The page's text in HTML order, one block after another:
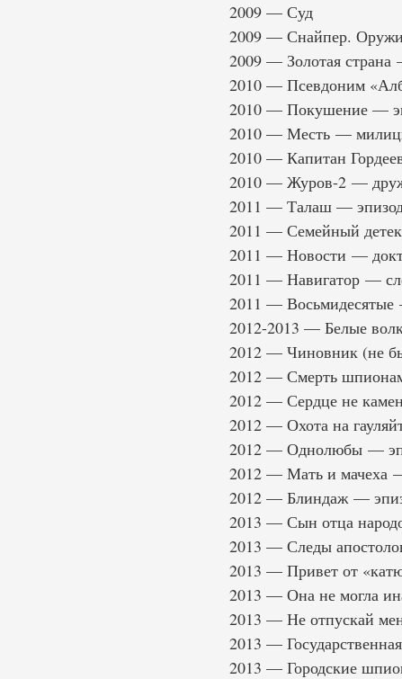
2009 — Суд
2009 — Снайпер.
2009 — Золотая страна
2010 — Псевдоним
2010 — Покушение —
2010 — Месть —
2010 — Капитан
2010 — Журов-2 —
2011 — Талаш —
2011 — Семейный
2011 — Новости —
2011 — Навигатор —
2011 —
2012-2013 — Белые
2012 — Чиновник (не
2012 — Смерть
2012 — Сердце не
2012 — Охота на
2012 — Однолюбы —
2012 — Мать и мачеха
2012 — Блиндаж —
2013 — Сын отца
2013 — Следы
2013 — Привет от
2013 — Она не могла
2013 — Не отпускай
2013 —
2013 — Городские